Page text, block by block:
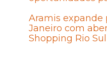
Aramis expande
Janeiro com
Shopping Rio Sul